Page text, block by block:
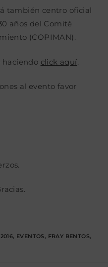
también centro oficial
años del Comité
(COPIMAN).
haciendo click aquí.
al evento favor
, EVENTOS, FRAY BENTOS,